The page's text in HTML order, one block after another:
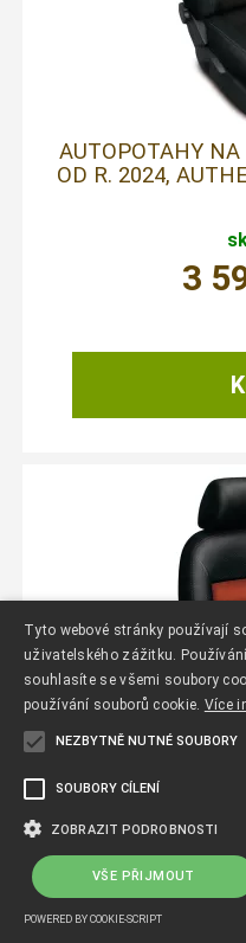
AUTOPOTAHY NA
OD R. 2024,
3
AUTOPOTAHY NA
Tyto webové stránky používají
uživatelského zážitku.
souhlasíte se všemi soubory
používání souborů cookie. Více
NEZBYTNĚ NUTNÉ SOUBORY
SOUBORY CÍLENÍ
ZOBRAZIT PODROBNOSTI
VŠE PŘIJMOUT
POWERED BY COOKIE-SCRIPT